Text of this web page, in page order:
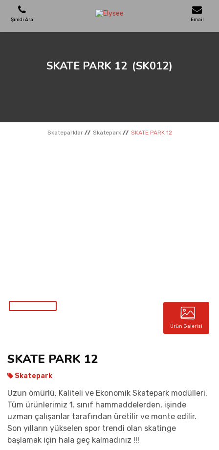
Şimdi Ara Email
KENT MOBILYALARI
SKATE PARK 12 (SK012)
Skateparklar Skatepark SKATE PARK 12
Ürün Galerisi
SKATE PARK 12
Skatepark
Uzun ömürlü, Kaliteli ve Ekonomik Skatepark modülleri.
Tüm ürünlerimiz 1. sınıf hammaddelerden, işinde
uzman çalışanlar tarafından üretilir ve monte edilir.
Son yılların yükselen spor trendi olan skatinge
başlamak için hala geç kalmadınız !!!